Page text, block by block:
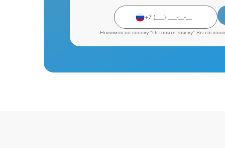
Нажимая на кнопку "Оставить заявку" Вы